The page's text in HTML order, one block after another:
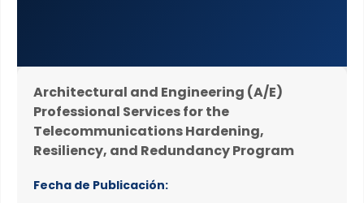
Architectural and Engineering (A/E)
Professional Services for the
Telecommunications Hardening,
Resiliency, and Redundancy Program
Fecha de Publicación: